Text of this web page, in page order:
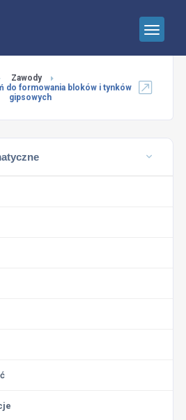
Zawody
do formowania bloków i tynków
gipsowych